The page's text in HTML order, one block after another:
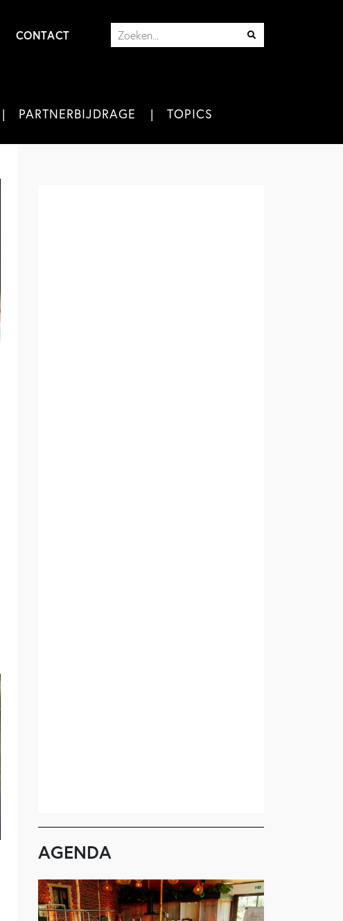
CONTACT
PARTNERBIJDRAGE TOPICS
AGENDA